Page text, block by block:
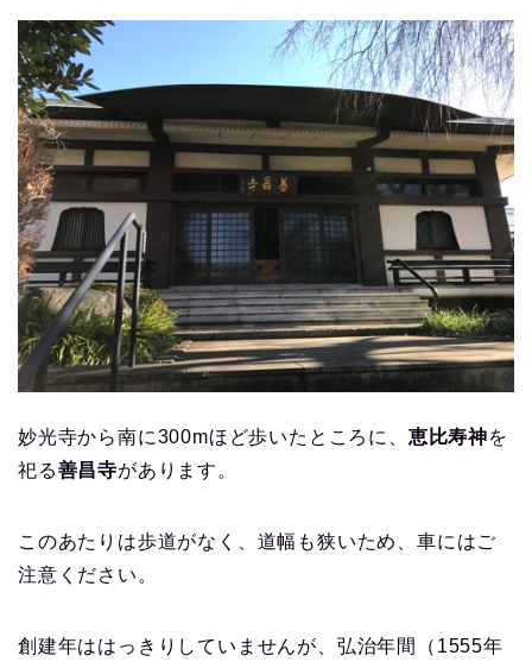
妙光寺から南に300mほど歩いたところに、 恵比寿神を
祀る善昌寺があります。
このあたりは歩道がなく、道幅も狭いため、車にはご
注意ください。
創建年ははっきりしていませんが、弘治年間（1555年